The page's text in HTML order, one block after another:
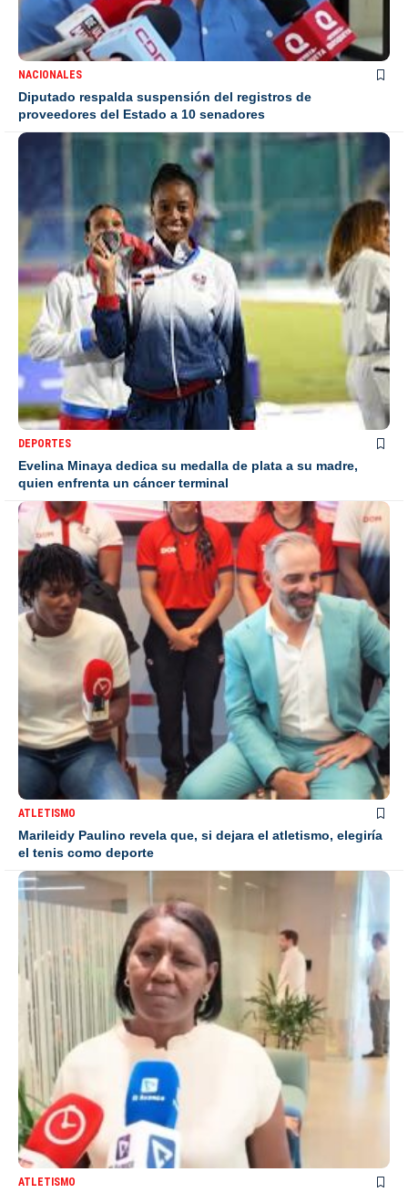
NACIONALES
Diputado respalda suspensión del registros de
proveedores del Estado a 10 senadores
DEPORTES
Evelina Minaya dedica su medalla de plata a su madre,
quien enfrenta un cáncer terminal
ATLETISMO
Marileidy Paulino revela que, si dejara el atletismo, elegiría
el tenis como deporte
ATLETISMO